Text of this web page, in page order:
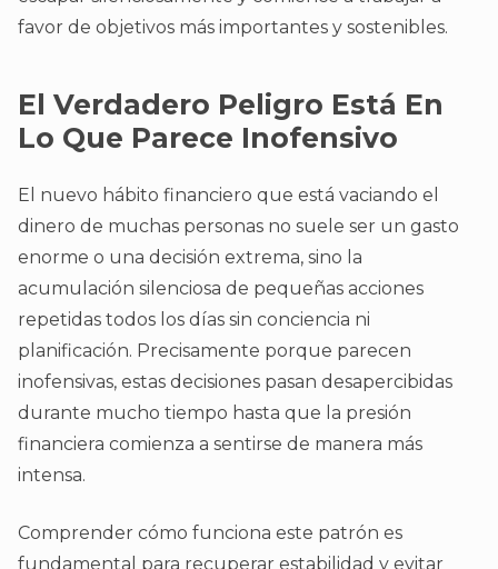
favor de objetivos más importantes y sostenibles.
El Verdadero Peligro Está En
Lo Que Parece Inofensivo
El nuevo hábito financiero que está vaciando el
dinero de muchas personas no suele ser un gasto
enorme o una decisión extrema, sino la
acumulación silenciosa de pequeñas acciones
repetidas todos los días sin conciencia ni
planificación. Precisamente porque parecen
inofensivas, estas decisiones pasan desapercibidas
durante mucho tiempo hasta que la presión
financiera comienza a sentirse de manera más
intensa.
Comprender cómo funciona este patrón es
fundamental para recuperar estabilidad y evitar